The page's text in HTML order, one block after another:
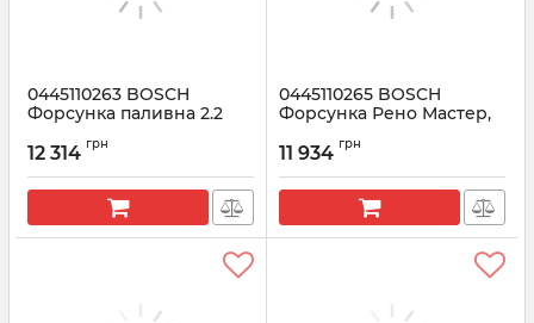
0445110263 BOSCH
Форсунка паливна 2.2
Артикул: 0445110263
12 314 грн
0445110265 BOSCH
Форсунка Рено Мастер,
Артикул: 0445110265
11 934 грн